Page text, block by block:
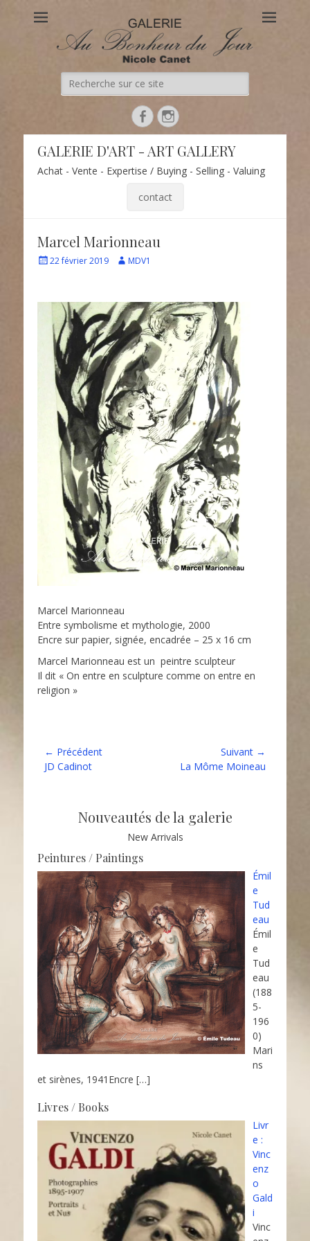
Au Bonheur du Jour
Le site officiel de la Galerie d'Art Au Bonheur du Jour – Nicole
Canet à Paris
Recherche
de:
FacebookInstagram
GALERIE D'ART - ART GALLERY
Achat - Vente - Expertise / Buying - Selling - Valuing
contact
Marcel Marionneau
Écrit22 février 2019 Auteur
MDV1
Marcel Marionneau
Entre symbolisme et mythologie, 2000
Encre sur papier, signée, encadrée – 25 x 16 cm
Marcel Marionneau est un peintre sculpteur
Il dit « On entre en sculpture comme on entre en
religion »
Navigation
de
← Précédent
Article
JD Cadinot
Suivant →
ArticleLa Môme Moineau
Nouveautés de la galerie
New Arrivals
Peintures / Paintings
Émil
e
Tud
eau
Émil
e
Tud
eau
(188
5-
196
0)
Mari
ns
et sirènes, 1941Encre […]
Livres / Books
Livr
e :
Vinc
enz
o
Gald
i
Vinc